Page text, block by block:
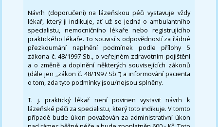
Návrh (doporučení) na lázeňskou péči vystavuje vždy
lékař, který ji indikuje, ať už se jedná o ambulantního
specialistu, nemocničního lékaře nebo registrujícího
praktického lékaře. To souvisí s odpovědností za řádné
přezkoumání naplnění podmínek podle přílohy 5
zákona č. 48/1997 Sb., o veřejném zdravotním pojištění
a o změně a doplnění některých souvisejících zákonů
(dále jen „zákon č. 48/1997 Sb.“) a informování pacienta
o tom, zda tyto podmínky jsou/nejsou splněny.
T. j. praktický lékař není povinen vystavit návrh k
lázeňské péči za specialistu, který toto indikuje. V tomto
případě bude úkon považován za administrativní úkon